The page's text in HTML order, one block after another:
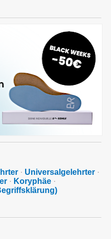
· Universalgelehrter ·
· Koryphäe ·